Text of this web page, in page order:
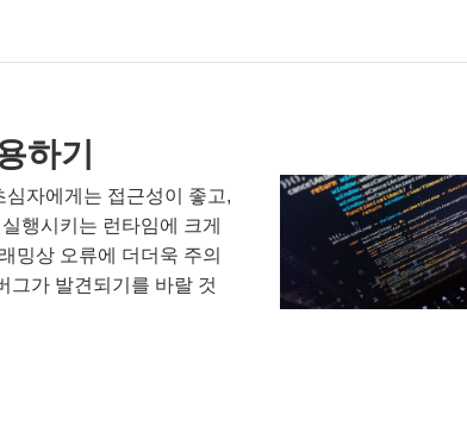
하기
자에게는 접근성이 좋고,
행시키는 런타임에 크게
밍상 오류에 더더욱 주의
그가 발견되기를 바랄 것